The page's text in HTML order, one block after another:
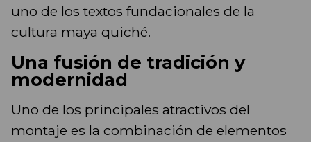
uno de los textos fundacionales de la
cultura maya quiché.
Una fusión de tradición y
modernidad
Uno de los principales atractivos del
montaje es la combinación de elementos